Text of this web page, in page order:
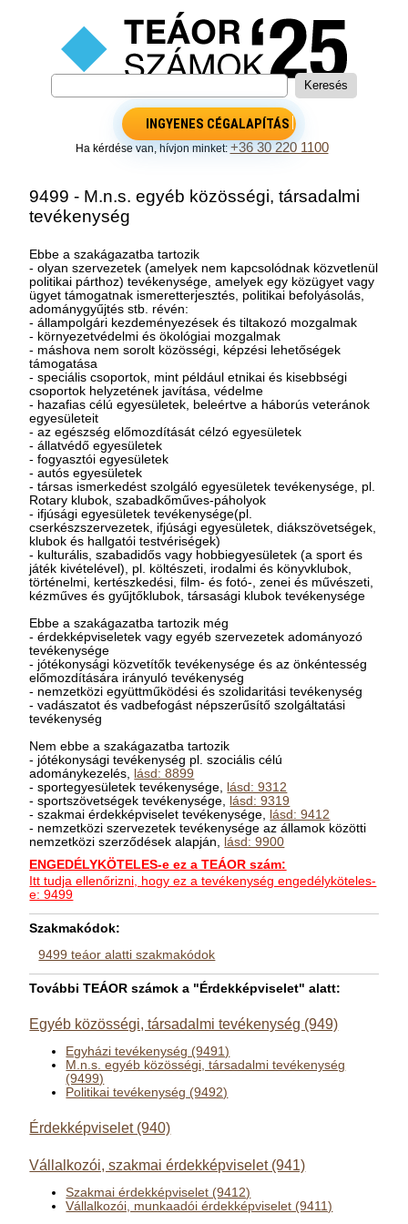
INGYENES CÉGALAPÍTÁS
Ha kérdése van, hívjon minket:+36 30 220 1100
9499 - M.n.s. egyéb közösségi, társadalmi
tevékenység
Ebbe a szakágazatba tartozik
- olyan szervezetek (amelyek nem kapcsolódnak közvetlenül
politikai párthoz) tevékenysége, amelyek egy közügyet vagy
ügyet támogatnak ismeretterjesztés, politikai befolyásolás,
adománygyűjtés stb. révén:
- állampolgári kezdeményezések és tiltakozó mozgalmak
- környezetvédelmi és ökológiai mozgalmak
- máshova nem sorolt közösségi, képzési lehetőségek
támogatása
- speciális csoportok, mint például etnikai és kisebbségi
csoportok helyzetének javítása, védelme
- hazafias célú egyesületek, beleértve a háborús veteránok
egyesületeit
- az egészség előmozdítását célzó egyesületek
- állatvédő egyesületek
- fogyasztói egyesületek
- autós egyesületek
- társas ismerkedést szolgáló egyesületek tevékenysége, pl.
Rotary klubok, szabadkőműves-páholyok
- ifjúsági egyesületek tevékenysége(pl.
cserkészszervezetek, ifjúsági egyesületek, diákszövetségek,
klubok és hallgatói testvériségek)
- kulturális, szabadidős vagy hobbiegyesületek (a sport és
játék kivételével), pl. költészeti, irodalmi és könyvklubok,
történelmi, kertészkedési, film- és fotó-, zenei és művészeti,
kézműves és gyűjtőklubok, társasági klubok tevékenysége
Ebbe a szakágazatba tartozik még
- érdekképviseletek vagy egyéb szervezetek adományozó
tevékenysége
- jótékonysági közvetítők tevékenysége és az önkéntesség
előmozdítására irányuló tevékenység
- nemzetközi együttműködési és szolidaritási tevékenység
- vadászatot és vadbefogást népszerűsítő szolgáltatási
tevékenység
Nem ebbe a szakágazatba tartozik
- jótékonysági tevékenység pl. szociális célú
adománykezelés, lásd: 8899
- sportegyesületek tevékenysége, lásd: 9312
- sportszövetségek tevékenysége, lásd: 9319
- szakmai érdekképviselet tevékenysége, lásd: 9412
- nemzetközi szervezetek tevékenysége az államok közötti
nemzetközi szerződések alapján, lásd: 9900
ENGEDÉLYKÖTELES-e ez a TEÁOR szám:
Itt tudja ellenőrizni, hogy ez a tevékenység engedélyköteles-
e: 9499
Szakmakódok:
9499 teáor alatti szakmakódok
További TEÁOR számok a "Érdekképviselet" alatt:
Egyéb közösségi, társadalmi tevékenység (949)
Egyházi tevékenység (9491)
M.n.s. egyéb közösségi, társadalmi tevékenység
(9499)
Politikai tevékenység (9492)
Érdekképviselet (940)
Vállalkozói, szakmai érdekképviselet (941)
Szakmai érdekképviselet (9412)
Vállalkozói, munkaadói érdekképviselet (9411)